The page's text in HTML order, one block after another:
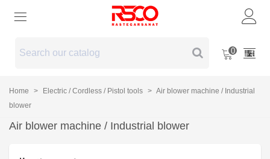
0
Home > Electric / Cordless / Pistol tools > Air blower machine / Industrial
blower
Air blower machine / Industrial blower